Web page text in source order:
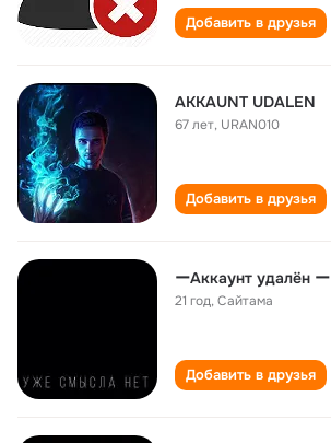
Добавить в друзья
AKKAUNT UDALEN
67 лет, URAN010
Добавить в друзья
ーАккаунт удалён ー
21 год,Сайтама
Добавить в друзья